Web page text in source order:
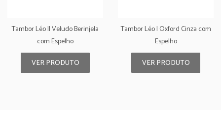
Tambor Léo II Veludo Berinjela
com Espelho
VER PRODUTO
Tambor Léo I Oxford Cinza com
Espelho
VER PRODUTO